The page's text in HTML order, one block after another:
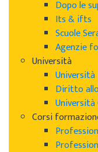
Dopo le
Its & ifts
Scuole
Agenzie
Università
Università
Diritto
Università
Corsi